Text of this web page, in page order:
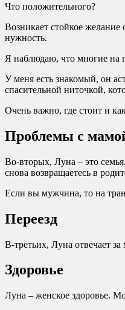
Что положительного?
Возникает стойкое
нужность.
Я наблюдаю, что многие на
У меня есть знакомый, он
спасительной ниточкой,
Очень важно, где стоит и
Проблемы с
Во-вторых, Луна – это
снова возвращаетесь в
Если вы мужчина, то на
Переезд
В-третьих, Луна отвечает
Здоровье
Луна – женское здоровье.